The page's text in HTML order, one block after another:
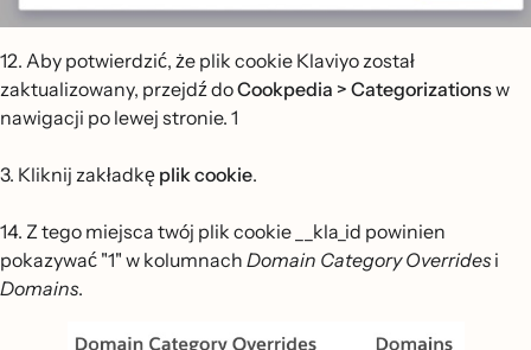
12. Aby potwierdzić, że plik cookie Klaviyo został
zaktualizowany, przejdź doCookpedia > Categorizationsw
nawigacji po lewej stronie. 1
3. Kliknij zakładkę plik cookie.
14. Z tego miejsca twój plik cookie __kla_id powinien
pokazywać "1" w kolumnach Domain Category Overridesi
Domains.